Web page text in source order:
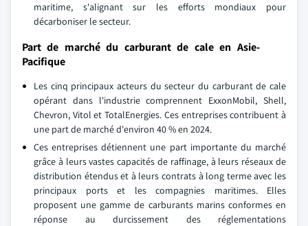
maritime, s'alignant sur les efforts mondiaux pour
décarboniser le secteur.
Part de marché du carburant de cale en Asie-
Pacifique
Les cinq principaux acteurs du secteur du carburant de cale
opérant dans l'industrie comprennent ExxonMobil, Shell,
Chevron, Vitol et TotalEnergies. Ces entreprises contribuent à
une part de marché d'environ 40 % en 2024.
Ces entreprises détiennent une part importante du marché
grâce à leurs vastes capacités de raffinage, à leurs réseaux de
distribution étendus et à leurs contrats à long terme avec les
principaux ports et les compagnies maritimes. Elles
proposent une gamme de carburants marins conformes en
réponse au durcissement des réglementations